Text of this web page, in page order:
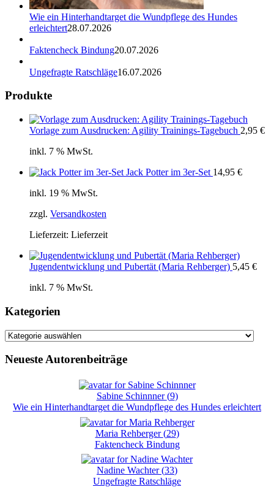
Wie ein Hinterhandtarget die Wundpflege des Hundes
erleichtert28.07.2026
Faktencheck Bindung20.07.2026
Ungefragte Ratschläge16.07.2026
Produkte
Vorlage zum Ausdrucken: Agility Trainings-Tagebuch 2,95 €
inkl. 7 % MwSt.
Jack Potter im 3er-Set 14,95 €
inkl. 19 % MwSt.
zzgl. Versandkosten
Lieferzeit: Lieferzeit
Jugendentwicklung und Pubertät (Maria Rehberger) 5,45 €
inkl. 7 % MwSt.
Kategorien
Kategorien
Neueste Autorenbeiträge
Sabine Schinnner(9)
Wie ein Hinterhandtarget die Wundpflege des Hundes erleichtert
Maria Rehberger(29)
Faktencheck Bindung
Nadine Wachter(33)
Ungefragte Ratschläge